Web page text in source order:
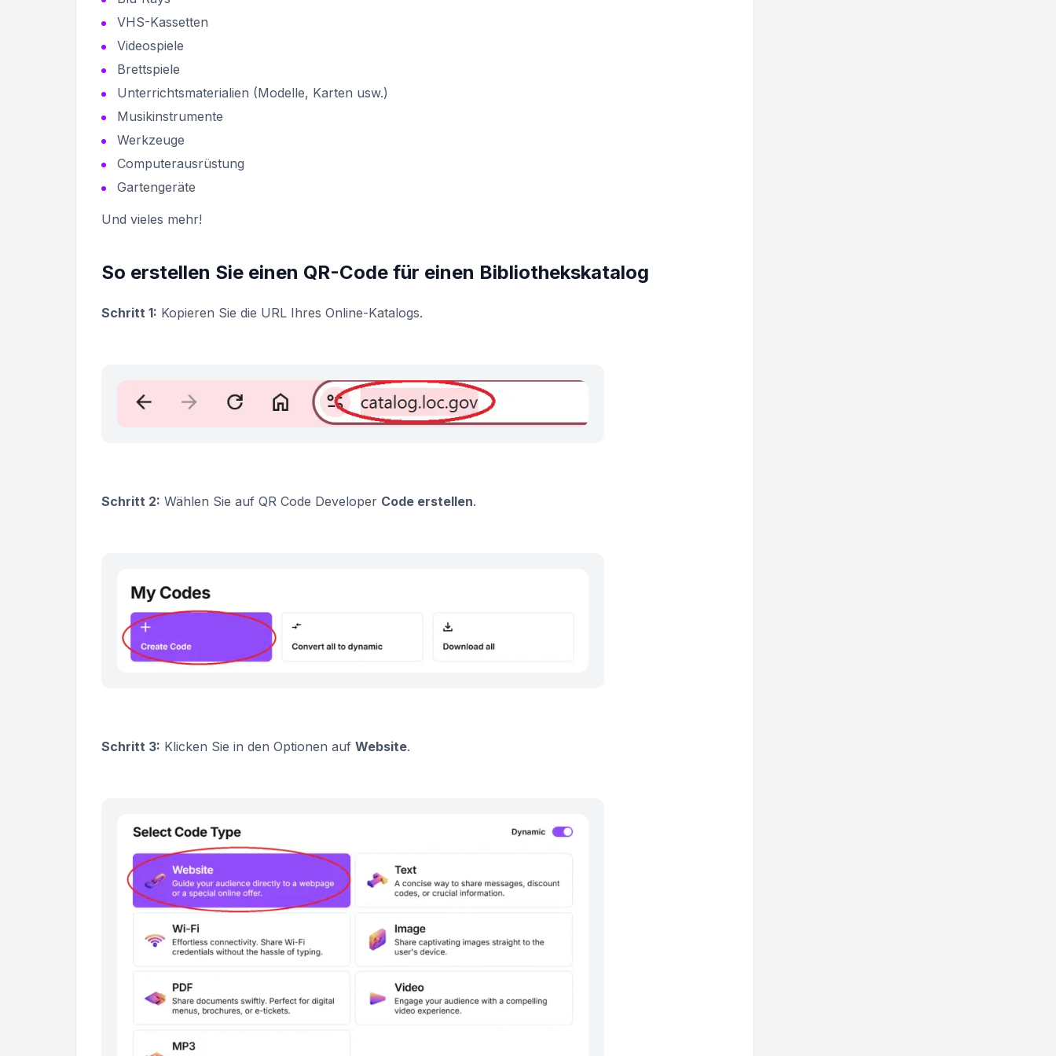
VHS-Kassetten
Videospiele
Brettspiele
Unterrichtsmaterialien (Modelle, Karten usw.)
Musikinstrumente
Werkzeuge
Computerausrüstung
Gartengeräte
Und vieles mehr!
So erstellen Sie einen QR-Code für einen Bibliothekskatalog
Schritt 1: Kopieren Sie die URL Ihres Online-Katalogs.
Schritt 2: Wählen Sie auf QR Code Developer Code erstellen.
Schritt 3: Klicken Sie in den Optionen auf Website.